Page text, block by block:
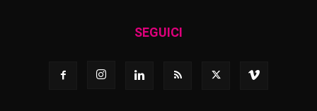
SEGUICI